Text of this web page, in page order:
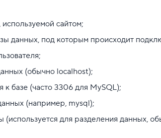
сайтом;
данных, под которым происходит
(обычно localhost);
базе (часто 3306 для MySQL);
(например, mysql);
для разделения данных,